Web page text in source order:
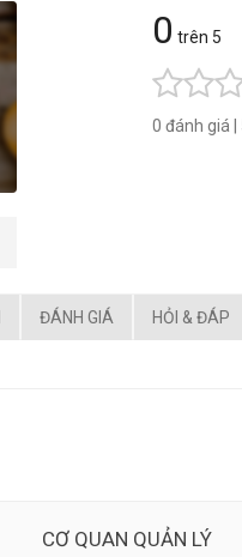
0 trên 5
0 đánh giá
ĐÁNH GIÁ HỎI & ĐÁP
CƠ QUAN QUẢN LÝ